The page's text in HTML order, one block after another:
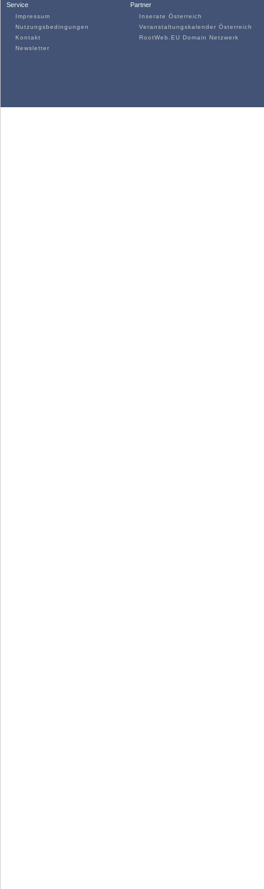
Service
Impressum
Nutzungsbedingungen
Kontakt
Newsletter
Partner
Inserate Österreich
Veranstaltungskalender Österreich
RootWeb.EU Domain Netzwerk